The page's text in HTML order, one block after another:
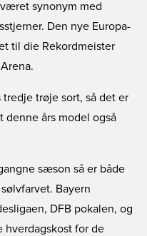
været synonym med
Den nye Europa-
til die Rekordmeister
trøje sort, så det er
denne års model også
sæson så er både
Bayern
DFB pokalen, og
hverdagskost for de